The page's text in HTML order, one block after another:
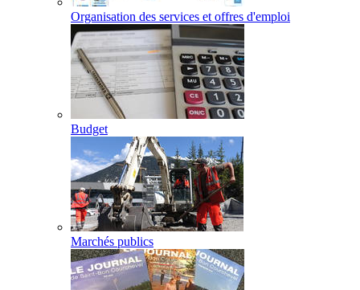
Organisation des services et offres d'emploi
Budget
Marchés publics